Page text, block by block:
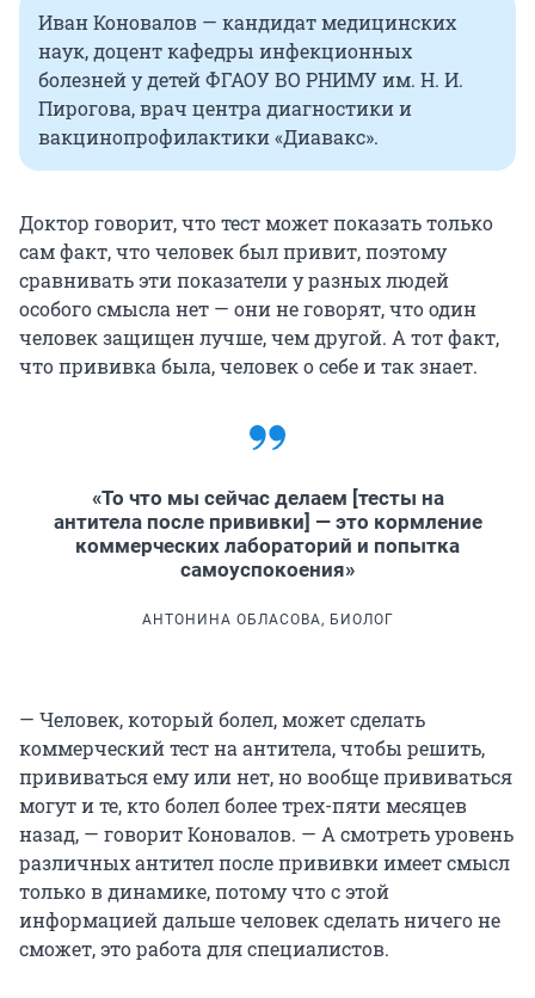
Иван Коновалов — кандидат медицинских
наук, доцент кафедры инфекционных
болезней у детей ФГАОУ ВО РНИМУ им. Н. И.
Пирогова, врач центра диагностики и
вакцинопрофилактики «Диавакс».
Доктор говорит, что тест может показать только
сам факт, что человек был привит, поэтому
сравнивать эти показатели у разных людей
особого смысла нет — они не говорят, что один
человек защищен лучше, чем другой. А тот факт,
что прививка была, человек о себе и так знает.
«То что мы сейчас делаем [тесты на
антитела после прививки] — это кормление
коммерческих лабораторий и попытка
самоуспокоения»
АНТОНИНА ОБЛАСОВА, БИОЛОГ
— Человек, который болел, может сделать
коммерческий тест на антитела, чтобы решить,
прививаться ему или нет, но вообще прививаться
могут и те, кто болел более трех-пяти месяцев
назад, — говорит Коновалов. — А смотреть уровень
различных антител после прививки имеет смысл
только в динамике, потому что с этой
информацией дальше человек сделать ничего не
сможет, это работа для специалистов.